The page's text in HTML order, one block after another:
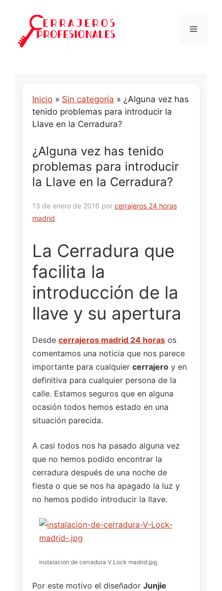
contenido
Menú
Inicio » Sin categoría » ¿Alguna vez has
tenido problemas para introducir la
Llave en la Cerradura?
¿Alguna vez has tenido
problemas para introducir
la Llave en la Cerradura?
13 de enero de 2016 por cerrajeros 24 horas
madrid
La Cerradura que
facilita la
introducción de la
llave y su apertura
Desde cerrajeros madrid 24 horas os
comentamos una noticia que nos parece
importante para cualquier cerrajero y en
definitiva para cualquier persona de la
calle. Estamos seguros que en alguna
ocasión todos hemos estado en una
situación parecida.
A casi todos nos ha pasado alguna vez
que no hemos podido encontrar la
cerradura después de una noche de
fiesta o que se nos ha apagado la luz y
no hemos podido introducir la llave.
instalacion de cerradura V Lock madrid.jpg
Por este motivo el diseñador Junjie